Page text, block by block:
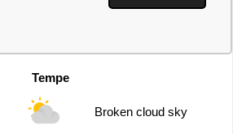
Tempe
Broken cloud sky